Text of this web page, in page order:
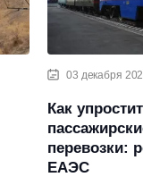
03 декабря
Как
перевозки:
ЕАЭС